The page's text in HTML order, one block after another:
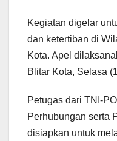
Kegiatan digelar
dan ketertiban di
Kota. Apel
Blitar Kota, Selasa
Petugas dari TNI-
Perhubungan serta
disiapkan untuk